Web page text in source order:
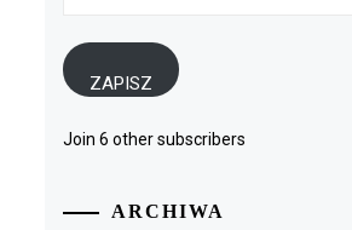
ZAPISZ
Join 6 other subscribers
ARCHIWA